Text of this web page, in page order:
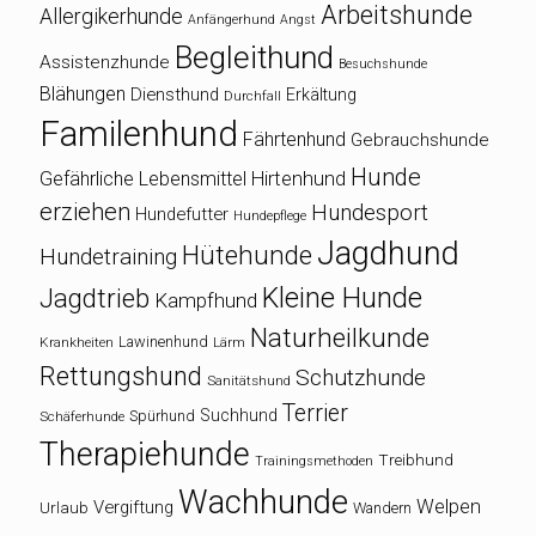
Allergikerhunde Anfängerhund Angst Arbeitshunde
Assistenzhunde Begleithund Besuchshunde
Blähungen Diensthund Durchfall Erkältung
Familenhund Fährtenhund Gebrauchshunde
Gefährliche Lebensmittel Hirtenhund Hunde
erziehen Hundefutter Hundepflege Hundesport
Hundetraining Hütehunde Jagdhund
Jagdtrieb Kampfhund Kleine Hunde
Krankheiten Lawinenhund Lärm Naturheilkunde
Rettungshund Sanitätshund Schutzhunde
Schäferhunde Spürhund Suchhund Terrier
Therapiehunde Trainingsmethoden Treibhund
Urlaub Vergiftung Wachhunde Wandern Welpen